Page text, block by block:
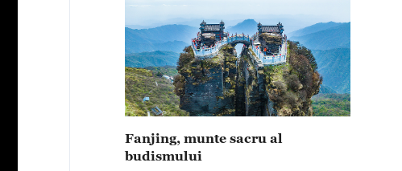
Fanjing, munte sacru al
budismului